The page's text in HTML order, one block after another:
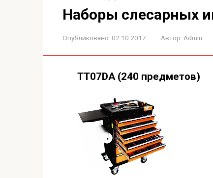
Наборы слесарных
Опубликовано: 02.10.2017 Автор: Admin
TT07DA (240 предметов)